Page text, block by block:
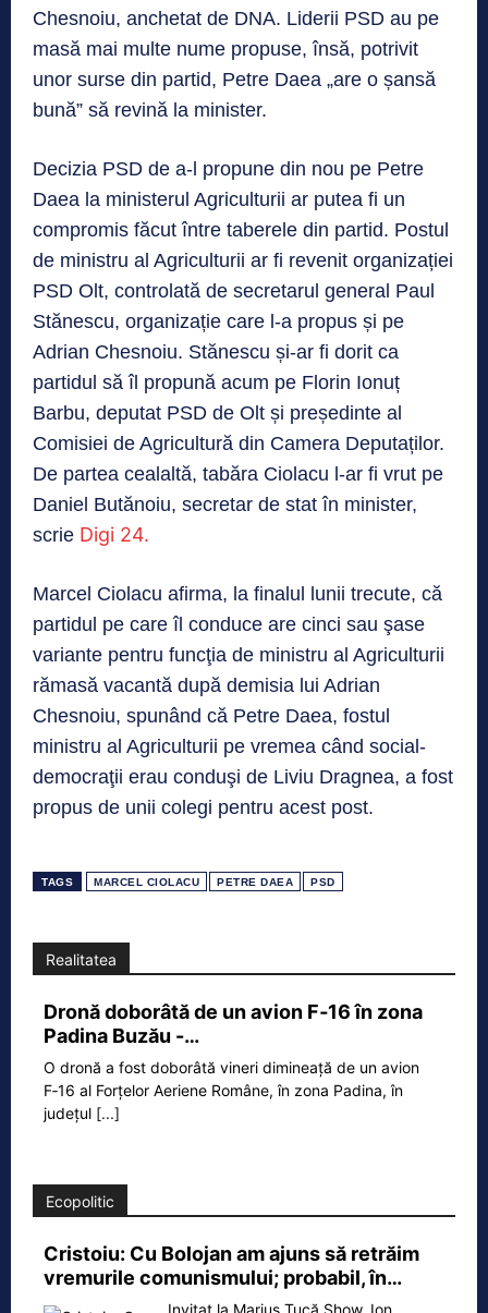
Chesnoiu, anchetat de DNA. Liderii PSD au pe
masă mai multe nume propuse, însă, potrivit
unor surse din partid, Petre Daea „are o șansă
bună” să revină la minister.
Decizia PSD de a-l propune din nou pe Petre
Daea la ministerul Agriculturii ar putea fi un
compromis făcut între taberele din partid. Postul
de ministru al Agriculturii ar fi revenit organizației
PSD Olt, controlată de secretarul general Paul
Stănescu, organizație care l-a propus și pe
Adrian Chesnoiu. Stănescu și-ar fi dorit ca
partidul să îl propună acum pe Florin Ionuț
Barbu, deputat PSD de Olt și președinte al
Comisiei de Agricultură din Camera Deputaților.
De partea cealaltă, tabăra Ciolacu l-ar fi vrut pe
Daniel Butănoiu, secretar de stat în minister,
scrie Digi 24.
Marcel Ciolacu afirma, la finalul lunii trecute, că
partidul pe care îl conduce are cinci sau şase
variante pentru funcţia de ministru al Agriculturii
rămasă vacantă după demisia lui Adrian
Chesnoiu, spunând că Petre Daea, fostul
ministru al Agriculturii pe vremea când social-
democraţii erau conduşi de Liviu Dragnea, a fost
propus de unii colegi pentru acest post.
TAGS MARCEL CIOLACU PETRE DAEA PSD
Realitatea
Dronă doborâtă de un avion F‑16 în zona
Padina Buzău -…
O dronă a fost doborâtă vineri dimineață de un avion
F‑16 al Forțelor Aeriene Române, în zona Padina, în
județul [...]
Ecopolitic
Cristoiu: Cu Bolojan am ajuns să retrăim
vremurile comunismului; probabil, în…
Invitat la Marius Tucă Show, Ion